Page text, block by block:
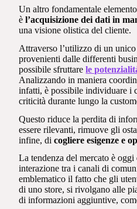
Un altro fondamentale
èl’acquisizione dei dati in
una visione olistica del cliente.
Attraverso l’utilizzo di un
provenienti dalle differenti
possibile sfruttarele
Analizzando in maniera
infatti, è possibile individuare i
criticità durante lungo la
Questo riduce la perdita di
essere rilevanti, rimuove gli
infine, dicogliere esigenze e
La tendenza del mercato è
interazione tra i canali di
emblematico il fatto che gli
di uno store, si rivolgano alle
di informazioni aggiuntive,